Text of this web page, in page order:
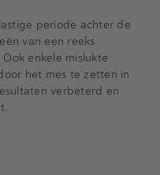
periode achter de
van een reeks
enkele mislukte
het mes te zetten in
verbeterd en